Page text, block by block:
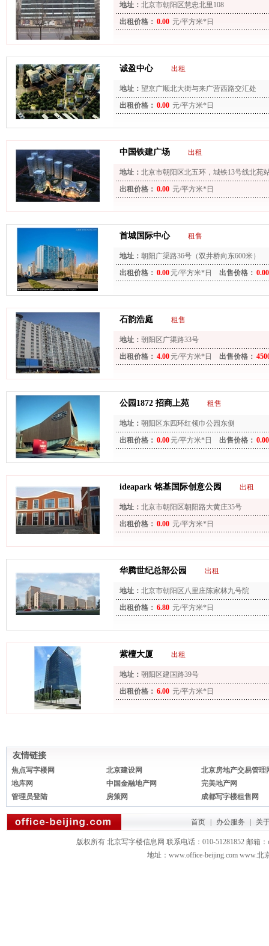
地址： 北京市朝阳区慧忠北里108
出租价格： 0.00 元/平方米*日
诚盈中心 出租
地址： 望京广顺北大街与来广营西路交汇处
出租价格： 0.00 元/平方米*日
中国铁建广场 出租
地址： 北京市朝阳区北五环，城铁13号线北苑
分钟即到
出租价格： 0.00 元/平方米*日
首城国际中心 租售
地址： 朝阳广渠路36号（双井桥向东600米）
出租价格： 0.00 元/平方米*日 出售价格： 0.00
石韵浩庭 租售
地址： 朝阳区广渠路33号
出租价格： 4.00 元/平方米*日 出售价格：
公园1872 招商上苑 租售
地址： 朝阳区东四环红领巾公园东侧
出租价格： 0.00 元/平方米*日 出售价格： 0.00
ideapark 铭基国际创意公园 出租
地址： 北京市朝阳区朝阳路大黄庄35号
出租价格： 0.00 元/平方米*日
华腾世纪总部公园 出租
地址： 北京市朝阳区八里庄陈家林九号院
出租价格： 6.80 元/平方米*日
紫檀大厦 出租
地址： 朝阳区建国路39号
出租价格： 6.00 元/平方米*日
友情链接
焦点写字楼网 北京建设网
北京房地产交易管理
地库网
中国金融地产网
完美地产网
管理员登陆
房策网 成都写字楼租售网
首页 办公服务 关
版权所有 北京写字楼信息网 联系电话：010-51281852 邮箱：
地址：www.office-beijing.com www.